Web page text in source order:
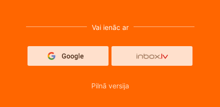
Vai ienāc ar
Pilnā versija